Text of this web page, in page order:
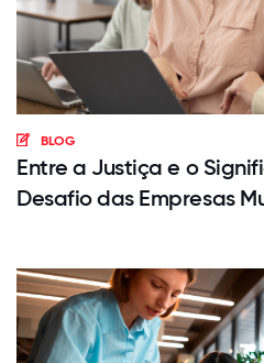
BLOG
Entre a Justiça e o
Desafio das Empresas